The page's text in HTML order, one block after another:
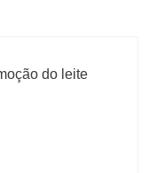
do leite